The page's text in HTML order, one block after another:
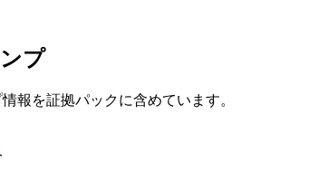
プ
報を証拠パックに含めています。